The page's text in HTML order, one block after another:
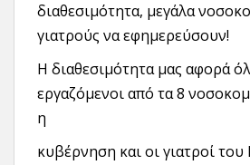
διαθεσιμότητα, μεγάλα
γιατρούς να εφημερεύσουν!
Η διαθεσιμότητα μας αφορά
εργαζόμενοι από τα 8
η
κυβέρνηση και οι γιατροί